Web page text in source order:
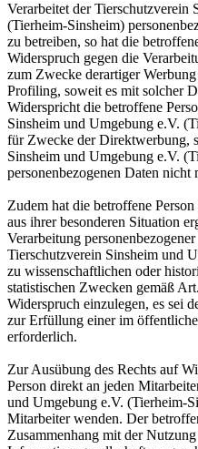
Verarbeitet der Tierschutzverein
(Tierheim-Sinsheim)
zu betreiben, so hat die
Widerspruch gegen die
zum Zwecke derartiger
Profiling, soweit es mit solcher
Widerspricht die betroffene
Sinsheim und Umgebung e.V.
für Zwecke der Direktwerbung,
Sinsheim und Umgebung e.V.
personenbezogenen Daten
Zudem hat die betroffene
aus ihrer besonderen Situation
Verarbeitung
Tierschutzverein Sinsheim und
zu wissenschaftlichen oder
statistischen Zwecken gemäß
Widerspruch einzulegen, es sei
zur Erfüllung einer im
erforderlich.
Zur Ausübung des Rechts auf
Person direkt an jeden
und Umgebung e.V. (Tierheim-
Mitarbeiter wenden. Der
Zusammenhang mit der